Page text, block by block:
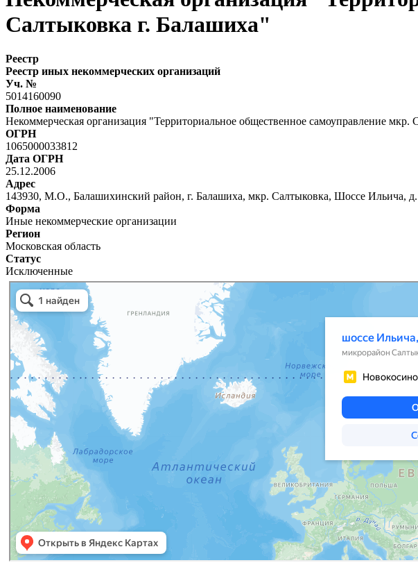
Салтыковка г. Балашиха"
Реестр
Реестр иных некоммерческих организаций
Уч. №
5014160090
Полное наименование
Некоммерческая организация "Территориальное общественное самоуправление мкр.
ОГРН
1065000033812
Дата ОГРН
25.12.2006
Адрес
143930, М.О., Балашихинский район, г. Балашиха, мкр. Салтыковка, Шоссе Ильича,
Форма
Иные некоммерческие организации
Регион
Московская область
Статус
Исключенные